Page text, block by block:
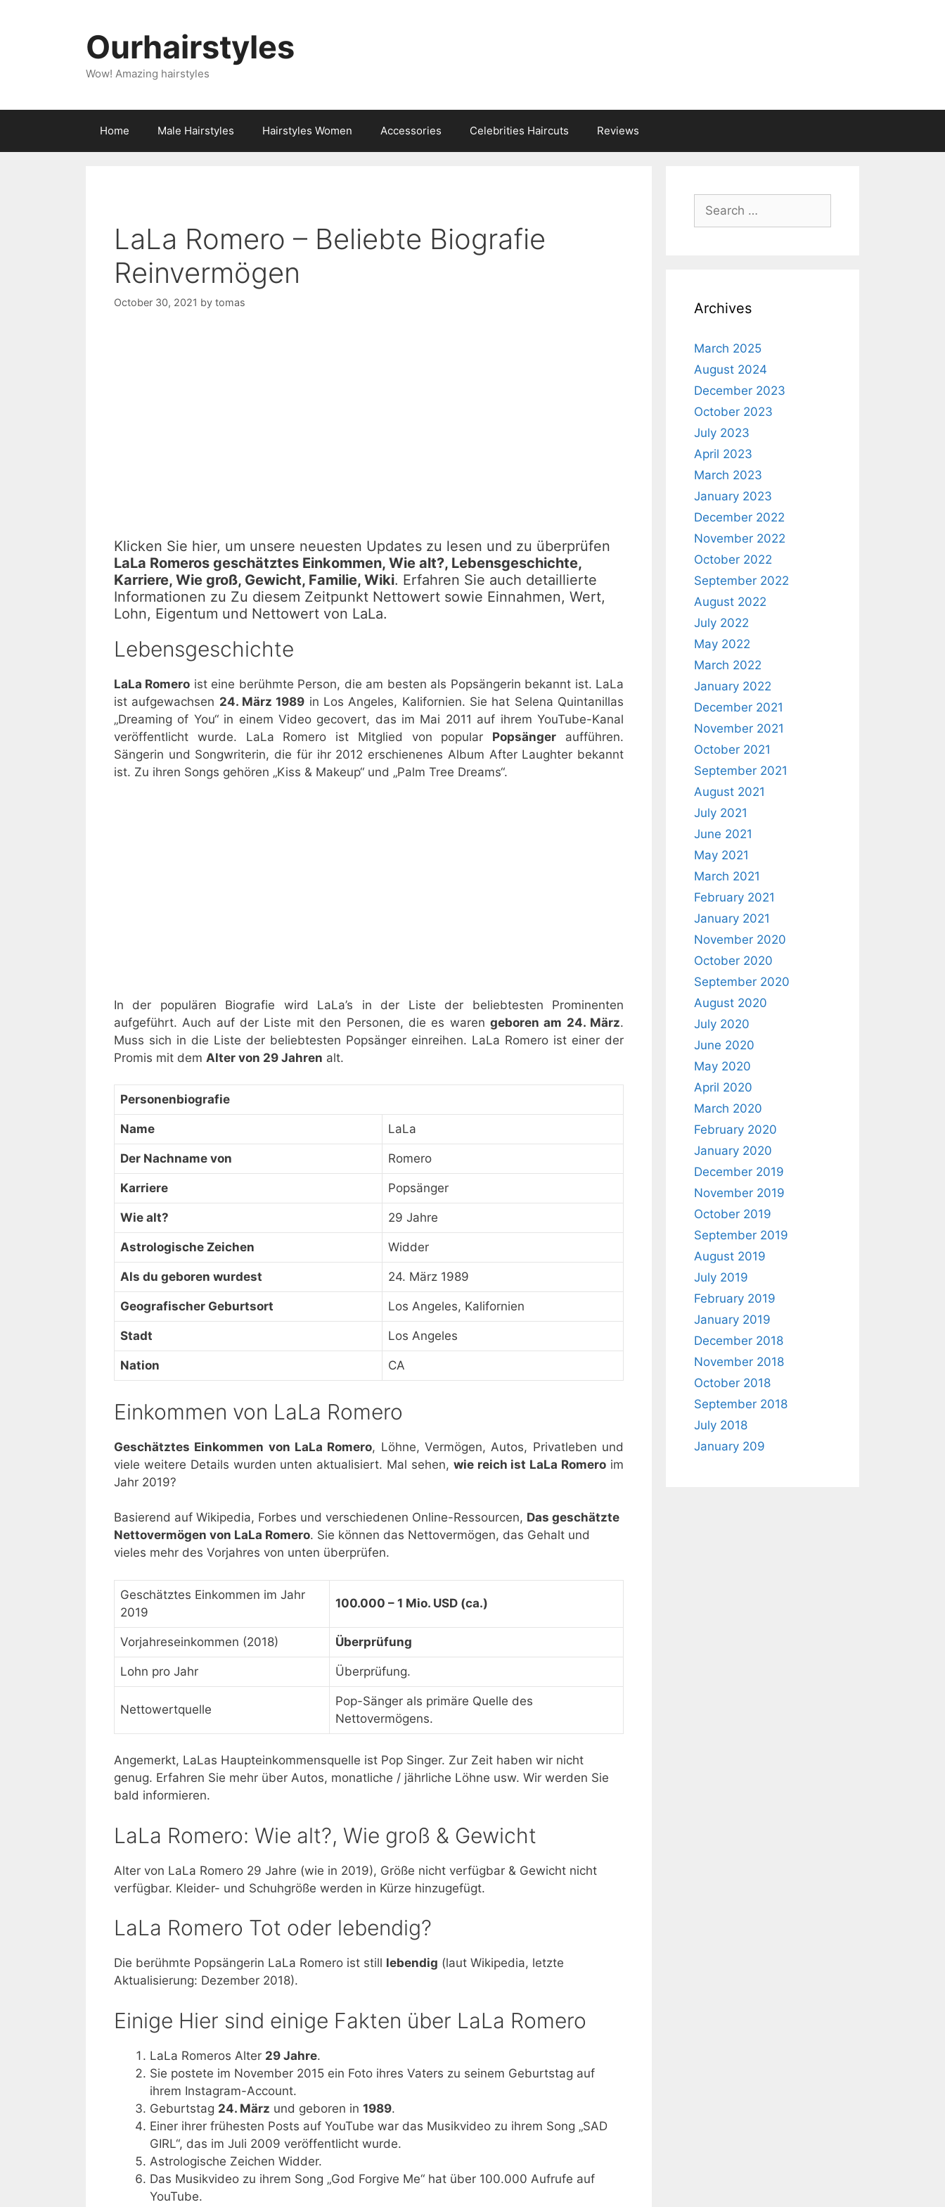
Ourhairstyles
Wow! Amazing hairstyles
Home Male Hairstyles Hairstyles Women Accessories Celebrities Haircuts Reviews
LaLa Romero – Beliebte Biografie
Reinvermögen
October 30, 2021 by tomas
Klicken Sie hier, um unsere neuesten Updates zu lesen und zu überprüfen
LaLa Romeros geschätztes Einkommen, Wie alt?, Lebensgeschichte,
Karriere, Wie groß, Gewicht, Familie, Wiki. Erfahren Sie auch detaillierte
Informationen zu Zu diesem Zeitpunkt Nettowert sowie Einnahmen, Wert,
Lohn, Eigentum und Nettowert von LaLa.
Lebensgeschichte
LaLa Romero ist eine berühmte Person, die am besten als Popsängerin bekannt ist. LaLa
ist aufgewachsen 24. März 1989 in Los Angeles, Kalifornien. Sie hat Selena Quintanillas
„Dreaming of You“ in einem Video gecovert, das im Mai 2011 auf ihrem YouTube-Kanal
veröffentlicht wurde. LaLa Romero ist Mitglied von popular Popsänger aufführen.
Sängerin und Songwriterin, die für ihr 2012 erschienenes Album After Laughter bekannt
ist. Zu ihren Songs gehören „Kiss & Makeup“ und „Palm Tree Dreams“.
In der populären Biografie wird LaLa’s in der Liste der beliebtesten Prominenten
aufgeführt. Auch auf der Liste mit den Personen, die es waren geboren am 24. März.
Muss sich in die Liste der beliebtesten Popsänger einreihen. LaLa Romero ist einer der
Promis mit dem Alter von 29 Jahren alt.
Personenbiografie
Name LaLa
Der Nachname von Romero
Karriere Popsänger
Wie alt? 29 Jahre
Astrologische Zeichen Widder
Als du geboren wurdest 24. März 1989
Geografischer Geburtsort Los Angeles, Kalifornien
Stadt Los Angeles
Nation CA
Einkommen von LaLa Romero
Geschätztes Einkommen von LaLa Romero, Löhne, Vermögen, Autos, Privatleben und
viele weitere Details wurden unten aktualisiert. Mal sehen, wie reich ist LaLa Romero im
Jahr 2019?
Basierend auf Wikipedia, Forbes und verschiedenen Online-Ressourcen, Das geschätzte
Nettovermögen von LaLa Romero. Sie können das Nettovermögen, das Gehalt und
vieles mehr des Vorjahres von unten überprüfen.
Geschätztes Einkommen im Jahr
2019
100.000 – 1 Mio. USD (ca.)
Vorjahreseinkommen (2018) Überprüfung
Lohn pro Jahr Überprüfung.
Nettowertquelle
Pop-Sänger als primäre Quelle des
Nettovermögens.
Angemerkt, LaLas Haupteinkommensquelle ist Pop Singer. Zur Zeit haben wir nicht
genug. Erfahren Sie mehr über Autos, monatliche / jährliche Löhne usw. Wir werden Sie
bald informieren.
LaLa Romero: Wie alt?, Wie groß & Gewicht
Alter von LaLa Romero 29 Jahre (wie in 2019), Größe nicht verfügbar & Gewicht nicht
verfügbar. Kleider- und Schuhgröße werden in Kürze hinzugefügt.
LaLa Romero Tot oder lebendig?
Die berühmte Popsängerin LaLa Romero ist still lebendig (laut Wikipedia, letzte
Aktualisierung: Dezember 2018).
Einige Hier sind einige Fakten über LaLa Romero
LaLa Romeros Alter 29 Jahre.
Sie postete im November 2015 ein Foto ihres Vaters zu seinem Geburtstag auf
ihrem Instagram-Account.
Geburtstag 24. März und geboren in 1989.
Einer ihrer frühesten Posts auf YouTube war das Musikvideo zu ihrem Song „SAD
GIRL“, das im Juli 2009 veröffentlicht wurde.
Astrologische Zeichen Widder.
Das Musikvideo zu ihrem Song „God Forgive Me“ hat über 100.000 Aufrufe auf
YouTube.
Search
for:
Archives
March 2025
August 2024
December 2023
October 2023
July 2023
April 2023
March 2023
January 2023
December 2022
November 2022
October 2022
September 2022
August 2022
July 2022
May 2022
March 2022
January 2022
December 2021
November 2021
October 2021
September 2021
August 2021
July 2021
June 2021
May 2021
March 2021
February 2021
January 2021
November 2020
October 2020
September 2020
August 2020
July 2020
June 2020
May 2020
April 2020
March 2020
February 2020
January 2020
December 2019
November 2019
October 2019
September 2019
August 2019
July 2019
February 2019
January 2019
December 2018
November 2018
October 2018
September 2018
July 2018
January 209